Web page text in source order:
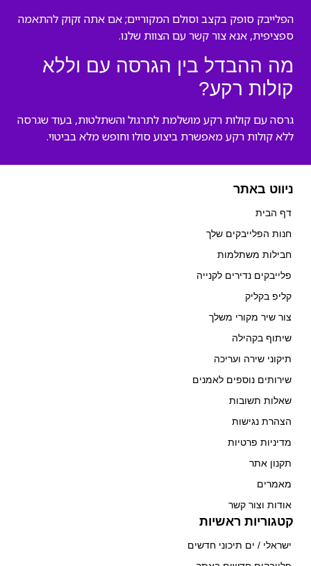
הפלייבק סופק בקצב וסולם המקוריים; אם אתה זקוק להתאמה
ספציפית, אנא צור קשר עם הצוות שלנו.
מה ההבדל בין הגרסה עם וללא
קולות רקע?
גרסה עם קולות רקע מושלמת לתרגול והשתלטות, בעוד שגרסה
ללא קולות רקע מאפשרת ביצוע סולו וחופש מלא בביטוי.
ניווט באתר
דף הבית
חנות הפלייבקים שלך
חבילות משתלמות
פלייבקים נדירים לקנייה
קליפ בקליק
צור שיר מקורי משלך
שיתוף בקהילה
תיקוני שירה ועריכה
שירותים נוספים לאמנים
שאלות תשובות
הצהרת נגישות
מדיניות פרטיות
תקנון אתר
מאמרים
אודות וצור קשר
קטגוריות ראשיות
ישראלי / ים תיכוני חדשים